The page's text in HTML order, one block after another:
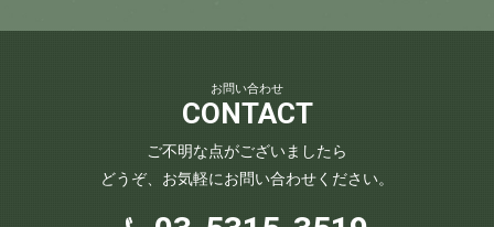
お問い合わせ
CONTACT
ご不明な点がございましたら
どうぞ、お気軽にお問い合わせください。